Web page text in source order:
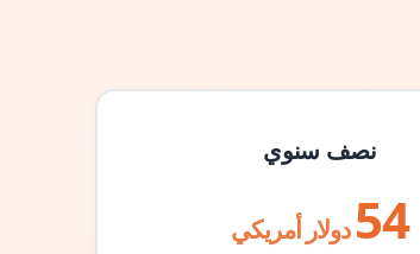
نصف سنوي
54 دولار أمريكي